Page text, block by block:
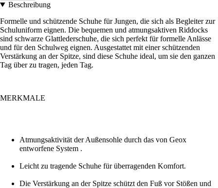
Beschreibung
Formelle und schützende Schuhe für Jungen, die sich als Begleiter zur
Schuluniform eignen. Die bequemen und atmungsaktiven Riddocks
sind schwarze Glattlederschuhe, die sich perfekt für formelle Anlässe
und für den Schulweg eignen. Ausgestattet mit einer schützenden
Verstärkung an der Spitze, sind diese Schuhe ideal, um sie den ganzen
Tag über zu tragen, jeden Tag.
MERKMALE
Atmungsaktivität der Außensohle durch das von Geox
entworfene System .
Leicht zu tragende Schuhe für überragenden Komfort.
Die Verstärkung an der Spitze schützt den Fuß vor Stößen und